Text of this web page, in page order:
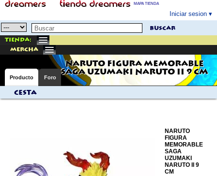
MAPA TIENDA
Iniciar sesion
buscar
Tienda:
mercha
NARUTO FIGURA MEMORABLE
SAGA UZUMAKI NARUTO II 9 CM
Producto Foro
Cesta
NARUTO
FIGURA
MEMORABLE
SAGA
UZUMAKI
NARUTO II 9
CM